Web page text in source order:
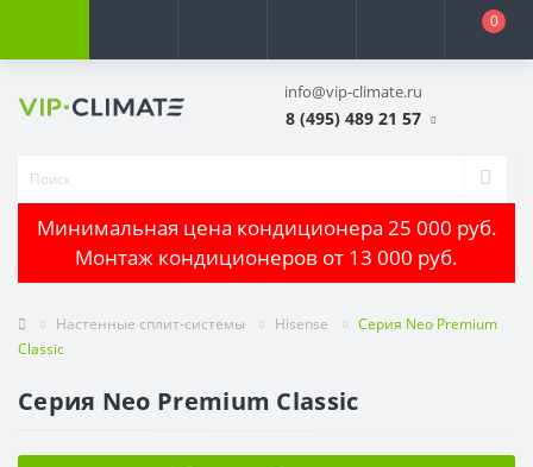
0
info@vip-climate.ru
8 (495) 489 21 57
Минимальная цена кондиционера 25 000 руб.
Монтаж кондиционеров от 13 000 руб.
Настенные сплит-системы Hisense
Серия Neo Premium
Classic
Серия Neo Premium Classic